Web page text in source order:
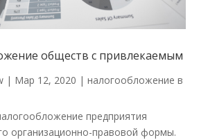
обществ с привлекаемым
| Мар 12, 2020 | налогообложение в
предприятия
организационно-правовой формы.